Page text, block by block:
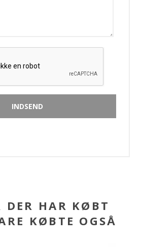
DER HAR KØBT
KØBTE OGSÅ